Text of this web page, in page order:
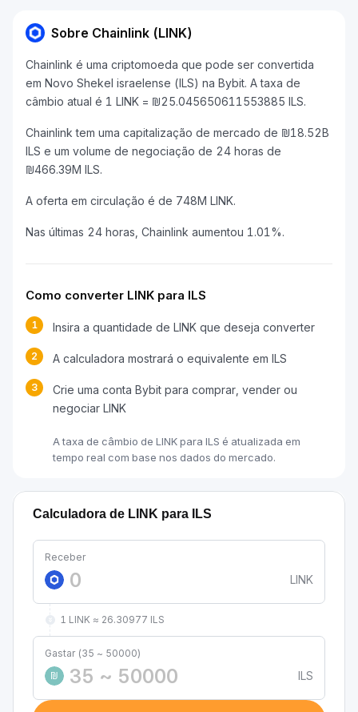
Sobre Chainlink (LINK)
Chainlink é uma criptomoeda que pode ser convertida
em Novo Shekel israelense (ILS) na Bybit. A taxa de
câmbio atual é 1 LINK = ₪25.045650611553885 ILS.
Chainlink tem uma capitalização de mercado de ₪18.52B
ILS e um volume de negociação de 24 horas de
₪466.39M ILS.
A oferta em circulação é de 748M LINK.
Nas últimas 24 horas, Chainlink aumentou 1.01%.
Como converter LINK para ILS
1 Insira a quantidade de LINK que deseja converter
2 A calculadora mostrará o equivalente em ILS
3
Crie uma conta Bybit para comprar, vender ou
negociar LINK
A taxa de câmbio de LINK para ILS é atualizada em
tempo real com base nos dados do mercado.
Calculadora de LINK para ILS
Receber
LINK
1 LINK ≈ 26.30977 ILS
Gastar (35 ~ 50000)
₪
ILS